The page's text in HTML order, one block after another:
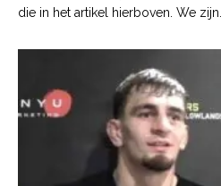
die in het artikel hierboven. We zijn...